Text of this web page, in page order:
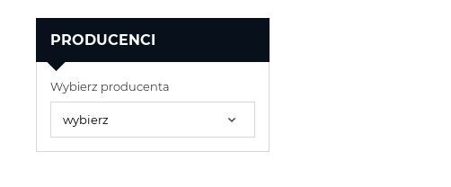
PRODUCENCI
Wybierz producenta